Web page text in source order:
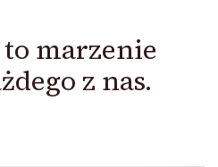
marzenie
z nas.